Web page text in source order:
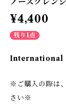
¥4,400
残り1点
International
※ご購入の際は
さい※